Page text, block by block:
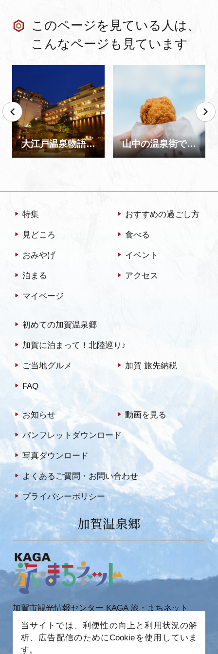
このページを見ている人は、
こんなページも見ています
大江戸温泉物語 Premium 山下家 山中の温泉街で食べ飲み歩き！【半日コース】
特集 おすすめの過ごし方
見どころ 食べる
おみやげ イベント
泊まる アクセス
マイページ
初めての加賀温泉郷
加賀に泊まって！北陸巡り♪
ご当地グルメ 加賀 旅先納税
FAQ
お知らせ 動画を見る
パンフレットダウンロード
写真ダウンロード
よくあるご質問・お問い合わせ
プライバシーポリシー
加賀温泉郷
加賀市観光情報センター KAGA 旅・まちネット
〒922-0423
石川県加賀市作見町ヲ6-2 JR 加賀温泉駅内
TEL 0761-72-6678
当サイトでは、利便性の向上と利用状況の解
析、広告配信のためにCookieを使用していま
す。